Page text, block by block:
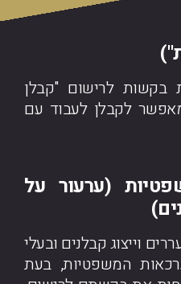
לרישום "קבלן
לקבלן לעבוד עם
(ערעור על
וייצוג קבלנים ובעלי
המשפטיות, בעת